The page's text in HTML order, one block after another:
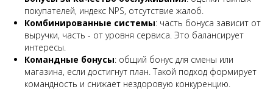
покупателей, индекс NPS, отсутствие жалоб.
Комбинированные системы: часть бонуса зависит от
выручки, часть - от уровня сервиса. Это балансирует
интересы.
Командные бонусы: общий бонус для смены или
магазина, если достигнут план. Такой подход формирует
командность и снижает нездоровую конкуренцию.